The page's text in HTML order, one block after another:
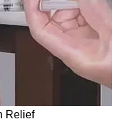
রাহুল গান্ধীর
প্রধান চম্পত